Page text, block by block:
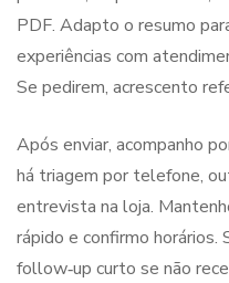
PDF. Adapto o resumo
experiências com
Se pedirem, acrescento
Após enviar, acompanho
há triagem por telefone,
entrevista na loja.
rápido e confirmo horários.
follow‑up curto se não